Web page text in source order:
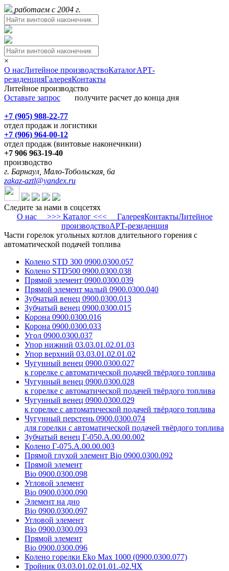
работаем с 2004 г.
×
О насЛитейное производствоКаталогАРТ-
резиденцияГалереяКонтакты
Литейное производство
Оставьте запрос получите расчет до конца дня
+7 (905) 988-22-77
отдел продаж и логистики
+7 (906) 964-00-12
отдел продаж (винтовые наконечнкии)
+7 906 963-19-40
производство
г. Барнаул, Мало-Тобольская, 6а
zakaz-aztl@yandex.ru
Следите за нами в соцсетях
О нас>>> Каталог <<< ГалереяКонтактыЛитейное
производствоАРТ-резиденция
Части горелок угольных котлов длительного горения с
автоматической подачей топлива
Колено STD 300 0900.0300.057
Колено STD500 0900.0300.038
Прямой элемент 0900.0300.039
Прямой элемент малый 0900.0300.040
Зубчатый венец 0900.0300.013
Зубчатый венец 0900.0300.015
Корона 0900.0300.016
Корона 0900.0300.033
Угол 0900.0300.037
Упор нижний 03.03.01.02.01.03
Упор верхний 03.03.01.02.01.02
Чугунный венец 0900.0300.027
к горелке с автоматической подачей твёрдого топлива
Чугунный венец 0900.0300.028
к горелке с автоматической подачей твёрдого топлива
Чугунный венец 0900.0300.029
к горелке с автоматической подачей твёрдого топлива
Чугунный перстень 0900.0300.074
для горелки с автоматической подачей твёрдого топлива
Зубчатый венец Г-050.А.00.00.002
Колено Г-075.А.00.00.003
Прямой глухой элемент Bio 0900.0300.092
Прямой элемент
Bio 0900.0300.098
Угловой элемент
Bio 0900.0300.090
Элемент на дно
Bio 0900.0300.097
Угловой элемент
Bio 0900.0300.093
Прямой элемент
Bio 0900.0300.096
Колено горелки Eko Max 1000 (0900.0300.077)
Тройник 03.03.01.02.01.01.-02.ЧХ